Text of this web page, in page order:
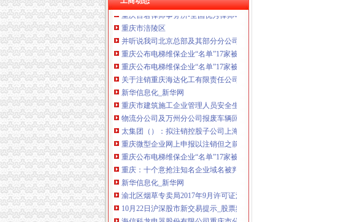
重庆百君律师事务所-全国优秀律师事务所
重庆市涪陵区
并听说我司北京总部及其部分分公司仍然保留的况下,有可能重庆
重庆公布电梯维保企业“名单”17家被注销资质-广西新闻网
重庆公布电梯维保企业“名单”17家被注销资质-广西新闻网
关于注销重庆海达化工有限责任公司危险化学品安全生产许可证的通告
新华信息化_新华网
重庆市建筑施工企业管理人员安全生产考核合格证变更、注销及遗失补
物流分公司及万州分公司报废车辆回收处置二次公告_中国_重庆市招标
太集团（）：拟注销控股子公司上海太重庆太实
重庆微型企业网上申报以注销但之前有税每申报怎么办-91股票网
重庆公布电梯维保企业“名单”17家被注销资质-广西新闻网
重庆：十个意抢注知名企业域名被判定注销--新闻中心_中华网
新华信息化_新华网
渝北区烟草专卖局2017年9月许可证注销况-重庆市烟草专卖局（公
10月22日沪深股市新交易提示_股票频道_华讯财经
海信科龙电器股份有限公司重庆市分公司_互动百科